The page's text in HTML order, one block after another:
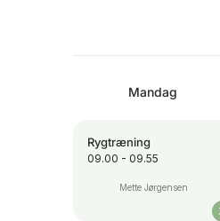
Mandag
Rygtræning
09.00 - 09.55
Mette Jørgensen